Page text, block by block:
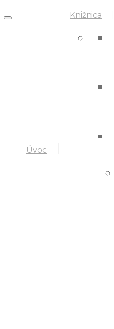
Knižnica
Úvod